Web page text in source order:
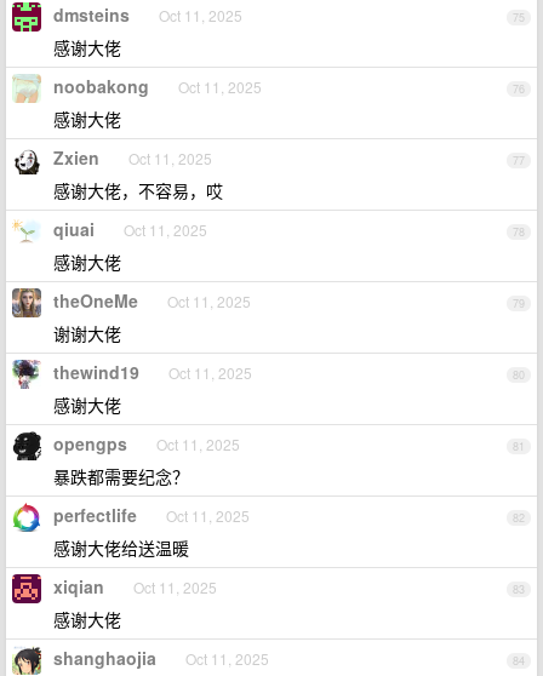
75
dmsteins Oct 11, 2025
感谢大佬
76
noobakong Oct 11, 2025
感谢大佬
77
Zxien Oct 11, 2025
感谢大佬，不容易，哎
78
qiuai Oct 11, 2025
感谢大佬
79
theOneMe Oct 11, 2025
谢谢大佬
80
thewind19 Oct 11, 2025
感谢大佬
81
opengps Oct 11, 2025
暴跌都需要纪念？
82
perfectlife Oct 11, 2025
感谢大佬给送温暖
83
xiqian Oct 11, 2025
感谢大佬
84
shanghaojia Oct 11, 2025